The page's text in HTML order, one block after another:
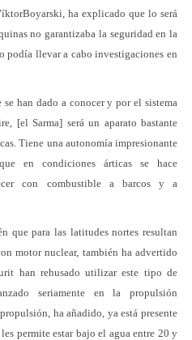
ha explicado que lo será
no garantizaba la seguridad en la
llevar a cabo investigaciones en
han dado a conocer y por el sistema
[el Sarma] será un aparato bastante
Tiene una autonomía impresionante
en condiciones árticas se hace
con combustible a barcos y a
que para las latitudes nortes resultan
motor nuclear, también ha advertido
han rehusado utilizar este tipo de
seriamente en la propulsión
ha añadido, ya está presente
permite estar bajo el agua entre 20 y